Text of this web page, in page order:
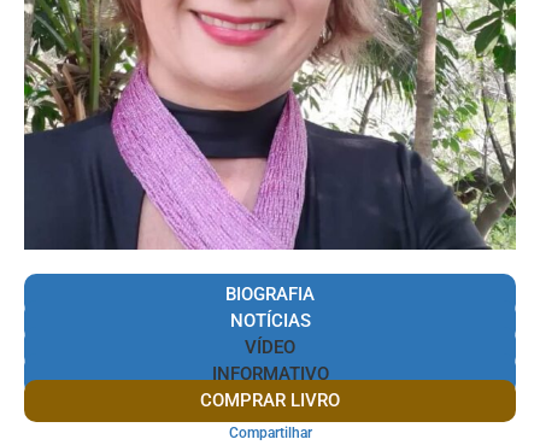
BIOGRAFIA
NOTÍCIAS
VÍDEO
INFORMATIVO
COMPRAR LIVRO
Compartilhar